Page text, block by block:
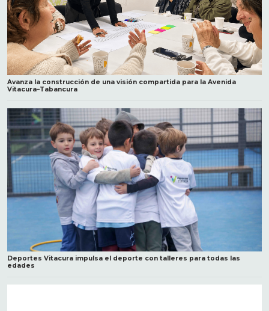
Avanza la construcción de una visión compartida para la Avenida
Vitacura–Tabancura
Deportes Vitacura impulsa el deporte con talleres para todas las
edades